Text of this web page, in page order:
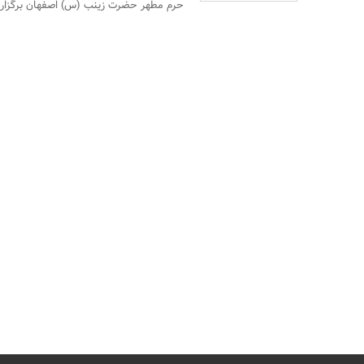
حرم مطهر حضرت زینب (س) اصفهان